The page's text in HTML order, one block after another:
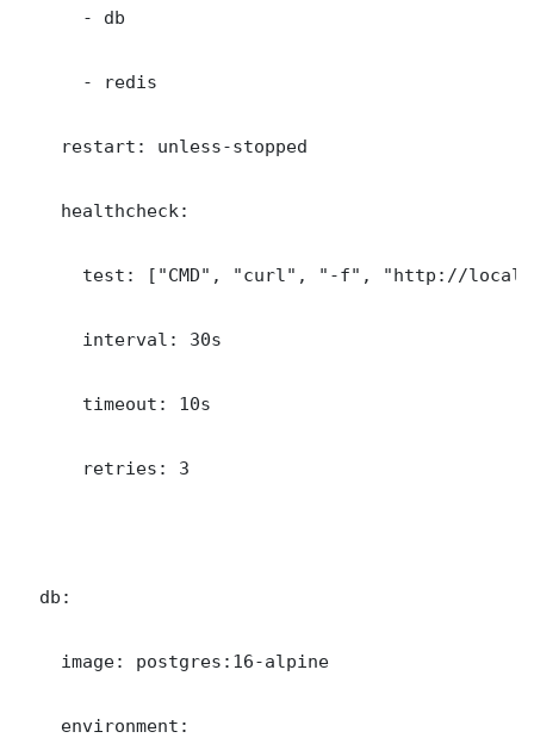
      - db
      - redis
    restart: unless-stopped
    healthcheck:
test: ["CMD", "curl", "-f", "http://
      interval: 30s
      timeout: 10s
      retries: 3
  db:
    image: postgres:16-alpine
    environment: